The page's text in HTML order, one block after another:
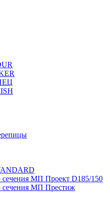
сечения МП Проект D185/150
сечения МП Престиж